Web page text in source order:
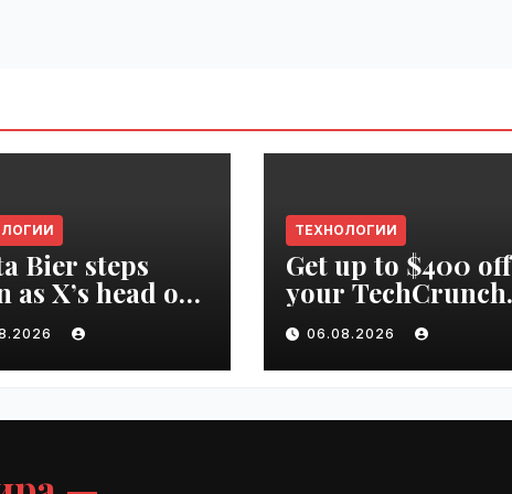
Bier steps
as X’s head of
| VseTime.ru
ТЕХНОЛОГИИ
Get up to $400 off
your TechCrunch
Disrupt 2026 pass
until Friday |
VseTime.ru
06.08.2026